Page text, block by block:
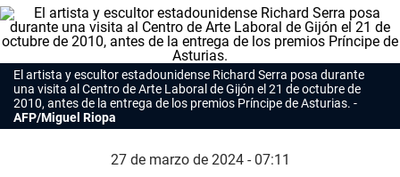
El artista y escultor estadounidense Richard Serra posa durante
una visita al Centro de Arte Laboral de Gijón el 21 de octubre de
2010, antes de la entrega de los premios Príncipe de Asturias.
AFP/Miguel Riopa
27 de marzo de 2024 - 07:11